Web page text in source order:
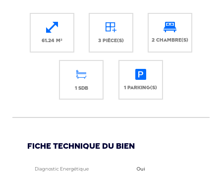
61.24 m² 3 pièce(s) 2 chambre(s)
1 sdb 1 parking(s)
Fiche technique du bien
Diagnostic Energétique Oui
Type Chauffage Collectif